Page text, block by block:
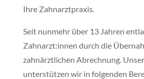
Ihre Zahnarztpraxis.
Seit nunmehr über 13 Jahren
Zahnarzt:innen durch die
zahnärztlichen Abrechnung.
unterstützen wir in folgenden